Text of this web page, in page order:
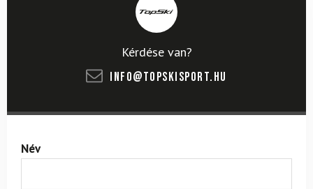
Kérdése van?
info@topskisport.hu
Név